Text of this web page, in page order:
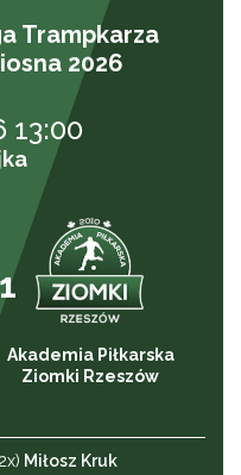
Trampkarza
2026
13:00
Akademia Piłkarska
Ziomki Rzeszów
Miłosz Kruk